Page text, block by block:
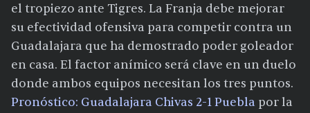
el tropiezo ante Tigres. La Franja debe mejorar
su efectividad ofensiva para competir contra un
Guadalajara que ha demostrado poder goleador
en casa. El factor anímico será clave en un duelo
donde ambos equipos necesitan los tres puntos.
Pronóstico: Guadalajara Chivas 2-1 Puebla por la